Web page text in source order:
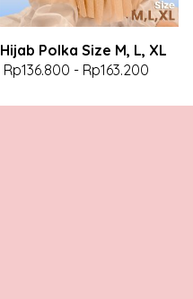
Hijab Polka Size M, L, XL
Rp136.800 - Rp163.200